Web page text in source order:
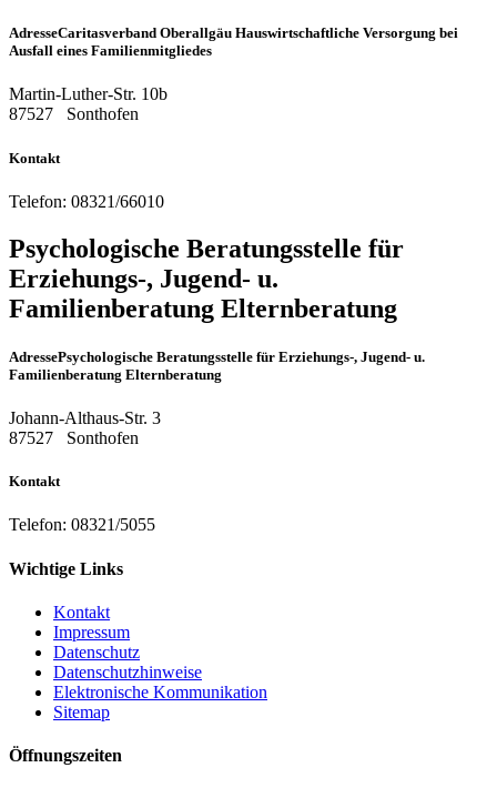
AdresseCaritasverband Oberallgäu Hauswirtschaftliche Versorgung bei
Ausfall eines Familienmitgliedes
Martin-Luther-Str. 10b
87527
Sonthofen
Kontakt
Telefon: 08321/66010
Psychologische Beratungsstelle für
Erziehungs-, Jugend- u.
Familienberatung Elternberatung
AdressePsychologische Beratungsstelle für Erziehungs-, Jugend- u.
Familienberatung Elternberatung
Johann-Althaus-Str. 3
87527
Sonthofen
Kontakt
Telefon: 08321/5055
Wichtige Links
Kontakt
Impressum
Datenschutz
Datenschutzhinweise
Elektronische Kommunikation
Sitemap
Öffnungszeiten